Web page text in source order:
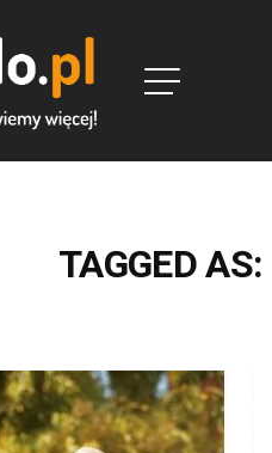
TAGGED AS: